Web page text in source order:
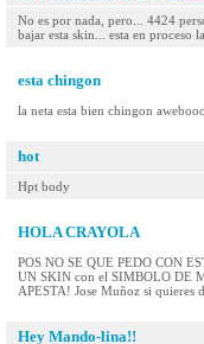
No es por nada, pero... 4424
bajar esta skin... esta en proceso
esta chingon
la neta esta bien chingon
hot
Hpt body
HOLA CRAYOLA
POS NO SE QUE PEDO CON
UN SKIN con el SIMBOLO DE
APESTA! Jose Muñoz si quieres
Hey Mando-lina!!